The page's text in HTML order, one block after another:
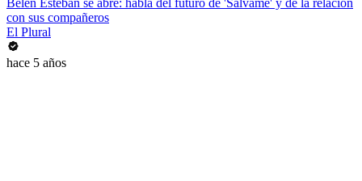
Belén Esteban se abre: habla del futuro de 'Sálvame' y de la relación
con sus compañeros
El Plural
hace 5 años